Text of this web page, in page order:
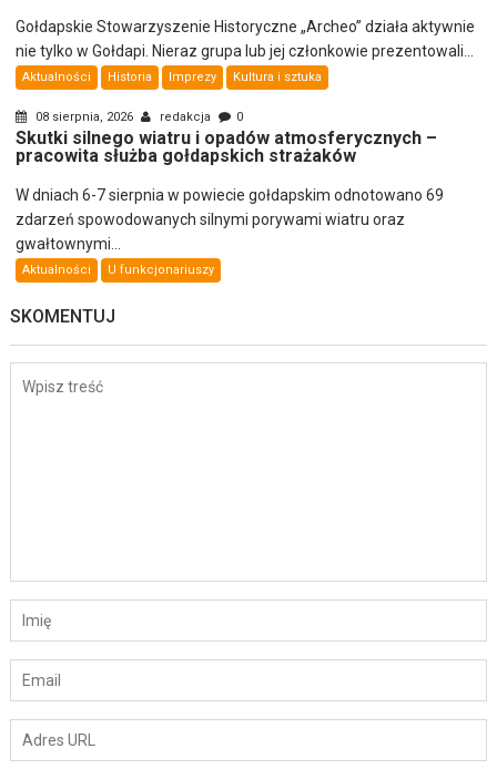
Gołdapskie Stowarzyszenie Historyczne „Archeo” działa aktywnie
nie tylko w Gołdapi. Nieraz grupa lub jej członkowie prezentowali...
Aktualności Historia Imprezy Kultura i sztuka
08 sierpnia, 2026 redakcja 0
Skutki silnego wiatru i opadów atmosferycznych –
pracowita służba gołdapskich strażaków
W dniach 6-7 sierpnia w powiecie gołdapskim odnotowano 69
zdarzeń spowodowanych silnymi porywami wiatru oraz
gwałtownymi...
Aktualności U funkcjonariuszy
SKOMENTUJ